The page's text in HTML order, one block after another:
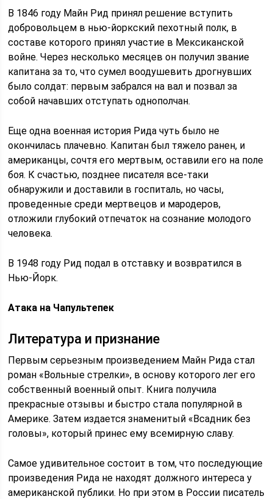
В 1846 году Майн Рид принял решение вступить
добровольцем в нью-йоркский пехотный полк, в
составе которого принял участие в Мексиканской
войне. Через несколько месяцев он получил звание
капитана за то, что сумел воодушевить дрогнувших
было солдат: первым забрался на вал и позвал за
собой начавших отступать однополчан.
Еще одна военная история Рида чуть было не
окончилась плачевно. Капитан был тяжело ранен, и
американцы, сочтя его мертвым, оставили его на поле
боя. К счастью, позднее писателя все-таки
обнаружили и доставили в госпиталь, но часы,
проведенные среди мертвецов и мародеров,
отложили глубокий отпечаток на сознание молодого
человека.
В 1948 году Рид подал в отставку и возвратился в
Нью-Йорк.
Атака на Чапультепек
Литература и признание
Первым серьезным произведением Майн Рида стал
роман «Вольные стрелки», в основу которого лег его
собственный военный опыт. Книга получила
прекрасные отзывы и быстро стала популярной в
Америке. Затем издается знаменитый «Всадник без
головы», который принес ему всемирную славу.
Самое удивительное состоит в том, что последующие
произведения Рида не находят должного интереса у
американской публики. Но при этом в России писатель